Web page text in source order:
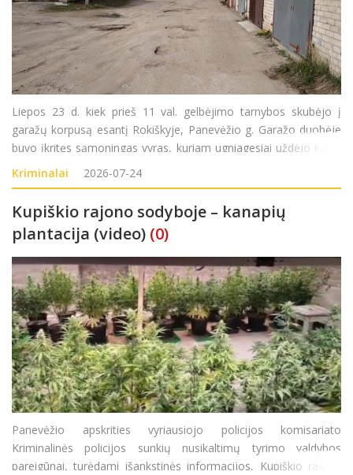
Liepos 23 d. kiek prieš 11 val. gelbėjimo tarnybos skubėjo į
garažų korpusą esantį Rokiškyje, Panevėžio g. Garažo duobėje
buvo įkritęs sąmoningas vyras, kuriam ugniagesiai uždėjo kaklo
įtvarą, iškėlė jį iš garažo duobės ir perdavė greitosios medicinos
pagalbos medikams.
Kriminalai 2026-07-24
Kupiškio rajono sodyboje – kanapių
plantacija (video) (0)
Panevėžio apskrities vyriausiojo policijos komisariato
Kriminalinės policijos sunkių nusikaltimų tyrimo valdybos
pareigūnai, turėdami išankstinės informacijos, Kupiškio rajone